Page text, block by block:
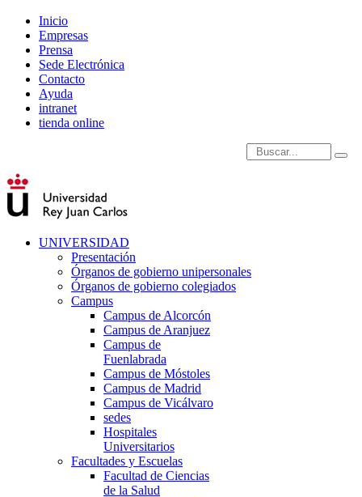
Inicio
Empresas
Prensa
Sede Electrónica
Contacto
Ayuda
intranet
tienda online
Introduce términos de
UNIVERSIDAD
Presentación
Órganos de gobierno unipersonales
Órganos de gobierno colegiados
Campus
Campus de Alcorcón
Campus de Aranjuez
Campus de
Fuenlabrada
Campus de Móstoles
Campus de Madrid
Campus de Vicálvaro
sedes
Hospitales
Universitarios
Facultades y Escuelas
Facultad de Ciencias
de la Salud